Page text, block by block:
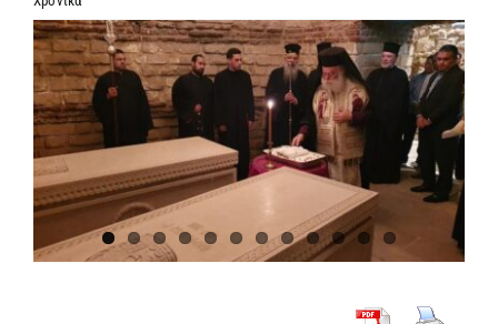
MEDIA
ΕΝΗΜΕΡΩΣΗ
ΣΥΝΔΕΣΕΙΣ
Προβολή
μεγαλύτερης
εικόνας